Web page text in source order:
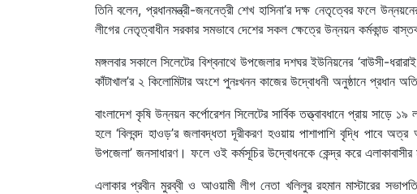
তিনি বলেন, প্রধানমন্ত্রী-জননেত্রী শেখ হাসিনা’র দক্ষ নেতৃত্বের ফলে
লীগের নেতৃত্বাধীন সরকার সমভাবে দেশের সকল ক্ষেত্রে উন্নয়ন কর্মকান্ড
মঙ্গলবার সকালে সিলেটের বিশ্বনাথে উপজেলার দশঘর ইউনিয়নের ‘বাউসী-
কাঁটাখাল’র ২ কিলোমিটার অংশে পুনঃখনন কাজের উদ্বোধনী অনুষ্ঠানে প্রধান
বাংলাদেশ কৃষি উন্নয়ন কর্পোরেশন সিলেটের সার্বিক তত্ত্বাবধানে প্রায়
হলে ‘বিলবন্দ হাওড়’র জলাবদ্ধতা দূরীকরণ হওয়ায় পাশাপাশি বৃদ্ধি পাবে
উপজেলা’ জনসাধারণ। ফলে ওই কর্মসূচির উদ্বোধনকে কেন্দ্র করে এলাকাবাসীর
এলাকার প্রবীন মুরব্বী ও আওয়ামী লীগ নেতা খলিলুর রহমান মাস্টারের